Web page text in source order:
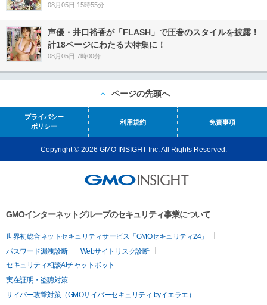
08月05日 15時55分
声優・井口裕香が「FLASH」で圧巻のスタイルを披露！
計18ページにわたる大特集に！
08月05日 7時00分
ページの先頭へ
プライバシー
ポリシー
利用規約 免責事項
Copyright © 2026 GMO INSIGHT Inc. All Rights Reserved.
GMOインターネットグループのセキュリティ事業について
世界初総合ネットセキュリティサービス「GMOセキュリティ24」
パスワード漏洩診断
Webサイトリスク診断
セキュリティ相談AIチャットボット
実在証明・盗聴対策
サイバー攻撃対策（GMOサイバーセキュリティ byイエラエ）